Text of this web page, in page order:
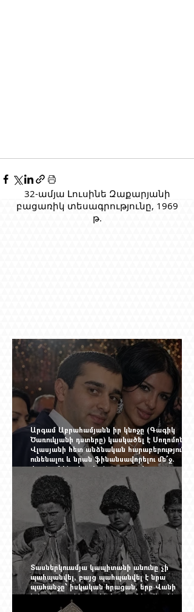
32-ամյա Լուսինե Զաքարյանի
բացառիկ տեսագրությունը, 1969
թ.
Արգամ Աբրահամյանն իր կնոջը (Գագիկ
Ծառուկյանի դստերը) կասկածել է Սողոմոն
Վլասյանի հետ անձնական հարաբերություններ
ունենալու և նրան ֆինանսավորելու մե՞ջ.
փորձում ենք հասկանալ այսօրվա
խառնիճաղանճ լրահոսը
Տասներկուամյա կապիտանի անունը չի
պահպանվել, բայց պահպանվել է նրա
պահանջը՝ իսկական հրացան, երբ Վանի
իշխանությունն արդեն հաշվում էր վերջին
պաշարները